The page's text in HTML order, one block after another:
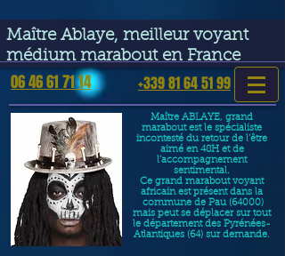
Maître Ablaye, meilleur voyant
médium marabout en France
06 46 61 71 14 +339 81 64 51 99
Maître ABLAYE, grand
marabout est le spécialiste
incontesté du retour de l’être
aimé en 48H et de
l’accompagnement
sentimental.
Ce grand marabout voyant
africain est présent dans la
commune de Pau (64000)
mais peut se déplacer sur tout
le département des Pyrénées-
Atlantiques (64) sur demande.